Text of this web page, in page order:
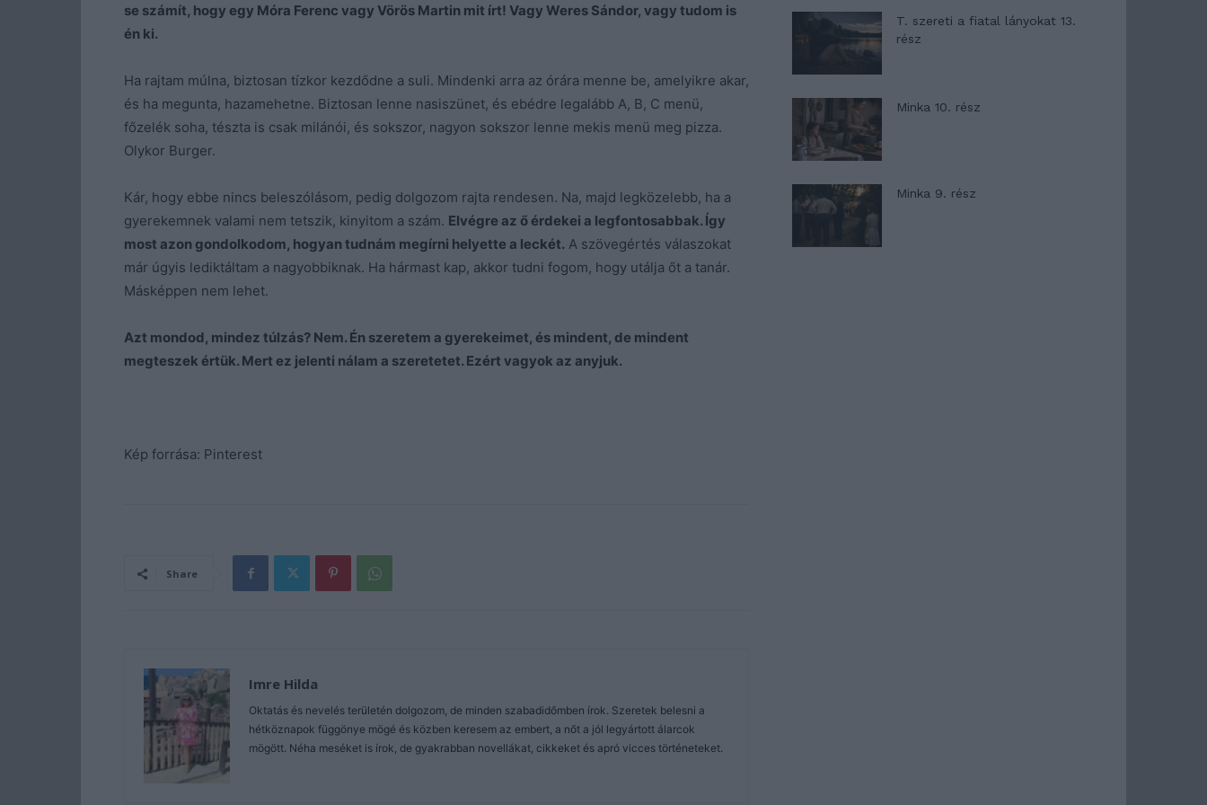
se számít, hogy egy Móra Ferenc vagy Vörös Martin mit írt! Vagy Weres Sándor, vagy tudom is
én ki.
Ha rajtam múlna, biztosan tízkor kezdődne a suli. Mindenki arra az órára menne be, amelyikre akar,
és ha megunta, hazamehetne. Biztosan lenne nasiszünet, és ebédre legalább A, B, C menü,
főzelék soha, tészta is csak milánói, és sokszor, nagyon sokszor lenne mekis menü meg pizza.
Olykor Burger.
Kár, hogy ebbe nincs beleszólásom, pedig dolgozom rajta rendesen. Na, majd legközelebb, ha a
gyerekemnek valami nem tetszik, kinyitom a szám. Elvégre az ő érdekei a legfontosabbak. Így
most azon gondolkodom, hogyan tudnám megírni helyette a leckét. A szövegértés válaszokat
már úgyis lediktáltam a nagyobbiknak. Ha hármast kap, akkor tudni fogom, hogy utálja őt a tanár.
Másképpen nem lehet.
Azt mondod, mindez túlzás? Nem. Én szeretem a gyerekeimet, és mindent, de mindent
megteszek értük. Mert ez jelenti nálam a szeretetet. Ezért vagyok az anyjuk.
Kép forrása: Pinterest
Share
Imre Hilda
Oktatás és nevelés területén dolgozom, de minden szabadidőmben írok. Szeretek belesni a
hétköznapok függönye mögé és közben keresem az embert, a nőt a jól legyártott álarcok
mögött. Néha meséket is írok, de gyakrabban novellákat, cikkeket és apró vicces történeteket.
T. szereti a fiatal lányokat 13.
rész
Minka 10. rész
Minka 9. rész